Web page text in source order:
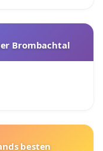
Brombachtal
besten